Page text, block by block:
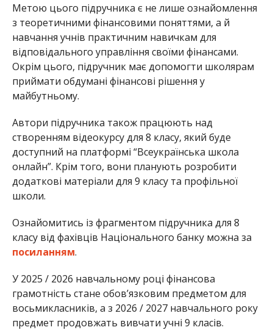
Метою цього підручника є не лише ознайомлення
з теоретичними фінансовими поняттями, а й
навчання учнів практичним навичкам для
відповідального управління своїми фінансами.
Окрім цього, підручник має допомогти школярам
приймати обдумані фінансові рішення у
майбутньому.
Автори підручника також працюють над
створенням відеокурсу для 8 класу, який буде
доступний на платформі “Всеукраїнська школа
онлайн”. Крім того, вони планують розробити
додаткові матеріали для 9 класу та профільної
школи.
Ознайомитись із фрагментом підручника для 8
класу від фахівців Національного банку можна за
посиланням.
У 2025 / 2026 навчальному році фінансова
грамотність стане обов’язковим предметом для
восьмикласників, а з 2026 / 2027 навчального року
предмет продовжать вивчати учні 9 класів.